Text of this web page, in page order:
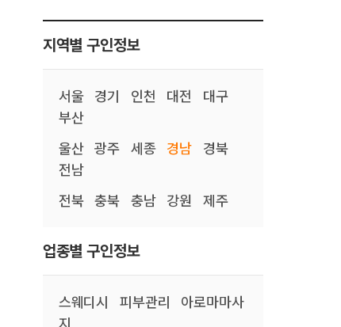
지역별 구인정보
서울 경기 인천 대전
대구
부산
울산
광주 세종 경남
경북
전남
전북
충북 충남 강원 제주
업종별 구인정보
스웨디시 피부관리
아로마마사
지